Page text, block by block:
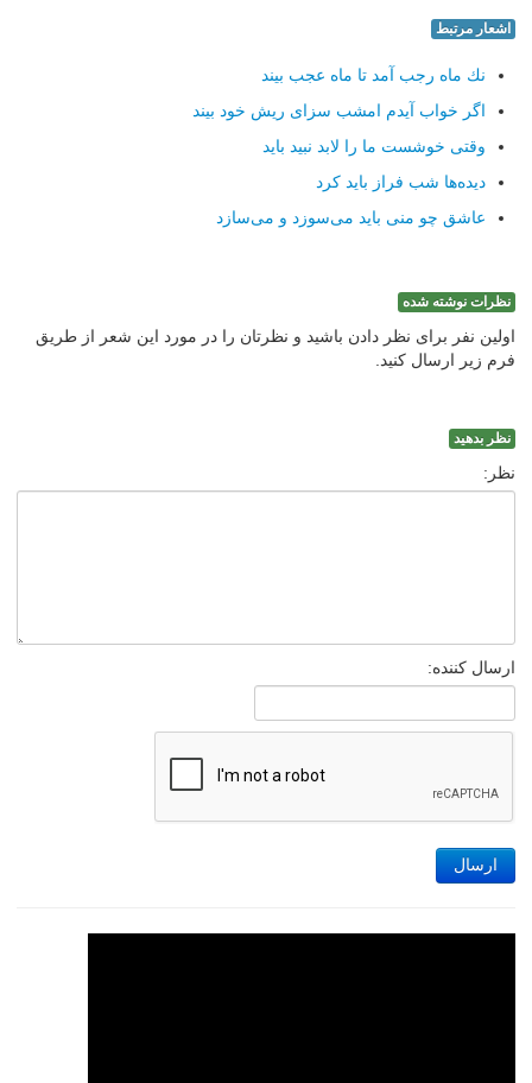
اشعار مرتبط
نك ماه رجب آمد تا ماه عجب بیند
اگر خواب آیدم امشب سزای ریش خود بیند
وقتی خوشست ما را لابد نبید باید
دیده‌ها شب فراز باید كرد
عاشق چو منی باید می‌سوزد و می‌سازد
نظرات نوشته شده
اولین نفر برای نظر دادن باشید و نظرتان را در مورد این شعر از طریق
فرم زیر ارسال کنید.
نظر بدهید
نظر:
ارسال کننده:
ارسال